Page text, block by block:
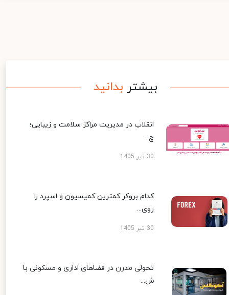
بیشتر بدانید
انقلاب در مدیریت مراکز سلامت و زیبایی؛
چ...
30 تیر 1405
کدام بروکر کمترین کمیسیون و اسپرد را
روی...
30 تیر 1405
تحولی مدرن در فضاهای اداری و مسکونی با
ش...